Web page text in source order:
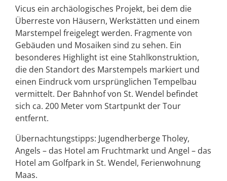
Vicus ein archäologisches Projekt, bei dem die
Überreste von Häusern, Werkstätten und einem
Marstempel freigelegt werden. Fragmente von
Gebäuden und Mosaiken sind zu sehen. Ein
besonderes Highlight ist eine Stahlkonstruktion,
die den Standort des Marstempels markiert und
einen Eindruck vom ursprünglichen Tempelbau
vermittelt. Der Bahnhof von St. Wendel befindet
sich ca. 200 Meter vom Startpunkt der Tour
entfernt.
Übernachtungstipps: Jugendherberge Tholey,
Angels – das Hotel am Fruchtmarkt und Angel – das
Hotel am Golfpark in St. Wendel, Ferienwohnung
Maas.